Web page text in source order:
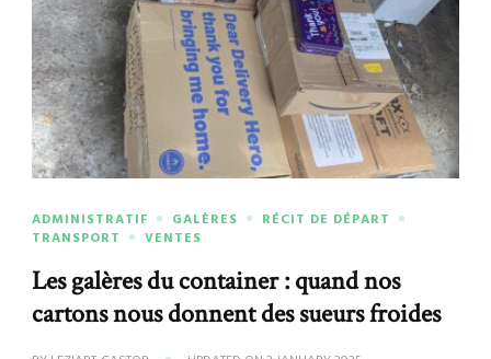
ADMINISTRATIF GALÈRES
RÉCIT DE DÉPART
TRANSPORT
VENTES
Les galères du container : quand nos
cartons nous donnent des sueurs froides